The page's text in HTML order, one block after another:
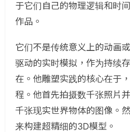
于它们自己的物理逻辑和时
作品。
它们不是传统意义上的动画
驱动的实时模拟，作为持续
在。他雕塑实践的核心在于
程。他首先拍摄数千张照片
千张现实世界物体的图像。
来构建超精细的3D模型。